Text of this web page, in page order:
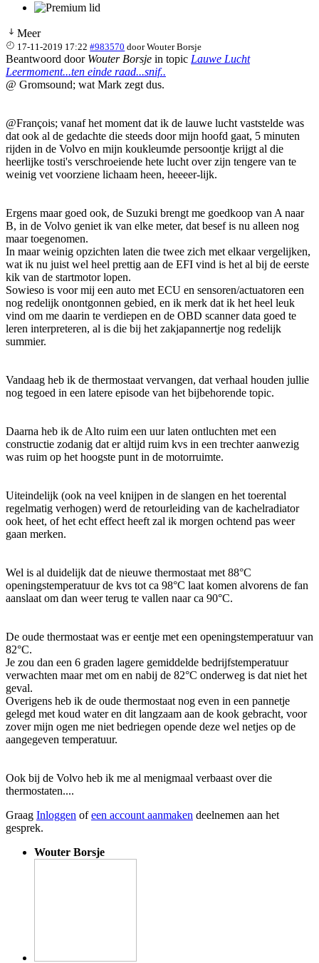
Meer
17-11-2019 17:22 #983570 doorWouter Borsje
Beantwoord door Wouter Borsje in topic Lauwe Lucht
Leermoment...ten einde raad...snif..
@ Gromsound; wat Mark zegt dus.
@François; vanaf het moment dat ik de lauwe lucht vaststelde was
dat ook al de gedachte die steeds door mijn hoofd gaat, 5 minuten
rijden in de Volvo en mijn koukleumde persoontje krijgt al die
heerlijke tosti's verschroeiende hete lucht over zijn tengere van te
weinig vet voorziene lichaam heen, heeeer-lijk.
Ergens maar goed ook, de Suzuki brengt me goedkoop van A naar
B, in de Volvo geniet ik van elke meter, dat besef is nu alleen nog
maar toegenomen.
In maar weinig opzichten laten die twee zich met elkaar vergelijken,
wat ik nu juist wel heel prettig aan de EFI vind is het al bij de eerste
kik van de startmotor lopen.
Sowieso is voor mij een auto met ECU en sensoren/actuatoren een
nog redelijk onontgonnen gebied, en ik merk dat ik het heel leuk
vind om me daarin te verdiepen en de OBD scanner data goed te
leren interpreteren, al is die bij het zakjapannertje nog redelijk
summier.
Vandaag heb ik de thermostaat vervangen, dat verhaal houden jullie
nog tegoed in een latere episode van het bijbehorende topic.
Daarna heb ik de Alto ruim een uur laten ontluchten met een
constructie zodanig dat er altijd ruim kvs in een trechter aanwezig
was ruim op het hoogste punt in de motorruimte.
Uiteindelijk (ook na veel knijpen in de slangen en het toerental
regelmatig verhogen) werd de retourleiding van de kachelradiator
ook heet, of het echt effect heeft zal ik morgen ochtend pas weer
gaan merken.
Wel is al duidelijk dat de nieuwe thermostaat met 88°C
openingstemperatuur de kvs tot ca 98°C laat komen alvorens de fan
aanslaat om dan weer terug te vallen naar ca 90°C.
De oude thermostaat was er eentje met een openingstemperatuur van
82°C.
Je zou dan een 6 graden lagere gemiddelde bedrijfstemperatuur
verwachten maar met om en nabij de 82°C onderweg is dat niet het
geval.
Overigens heb ik de oude thermostaat nog even in een pannetje
gelegd met koud water en dit langzaam aan de kook gebracht, voor
zover mijn ogen me niet bedriegen opende deze wel netjes op de
aangegeven temperatuur.
Ook bij de Volvo heb ik me al menigmaal verbaast over die
thermostaten....
Graag Inloggen ofeen account aanmaken deelnemen aan het
gesprek.
Wouter Borsje